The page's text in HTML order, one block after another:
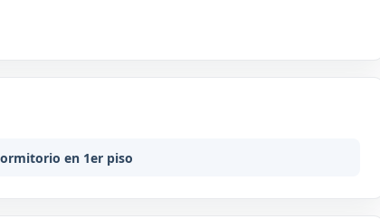
en 1er piso